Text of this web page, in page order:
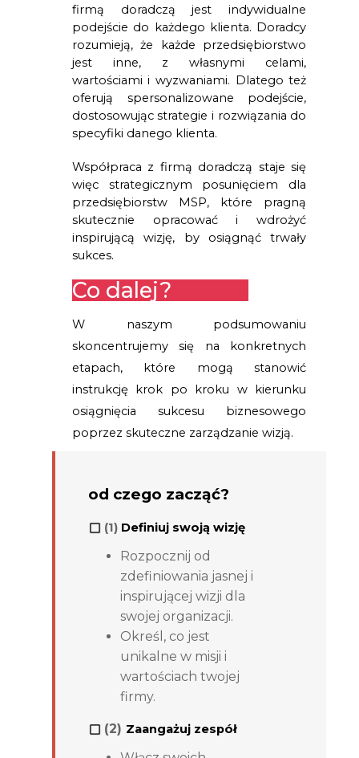
firmą doradczą jest indywidualne
podejście do każdego klienta. Doradcy
rozumieją, że każde przedsiębiorstwo
jest inne, z własnymi celami,
wartościami i wyzwaniami. Dlatego też
oferują spersonalizowane podejście,
dostosowując strategie i rozwiązania do
specyfiki danego klienta.
Współpraca z firmą doradczą staje się
więc strategicznym posunięciem dla
przedsiębiorstw MSP, które pragną
skutecznie opracować i wdrożyć
inspirującą wizję, by osiągnąć trwały
sukces.
Co dalej?
W naszym podsumowaniu
skoncentrujemy się na konkretnych
etapach, które mogą stanowić
instrukcję krok po kroku w kierunku
osiągnięcia sukcesu biznesowego
poprzez skuteczne zarządzanie wizją.
od czego zacząć?
(1) Definiuj swoją wizję
Rozpocznij od
zdefiniowania jasnej i
inspirującej wizji dla
swojej organizacji.
Określ, co jest
unikalne w misji i
wartościach twojej
firmy.
(2) Zaangażuj zespół